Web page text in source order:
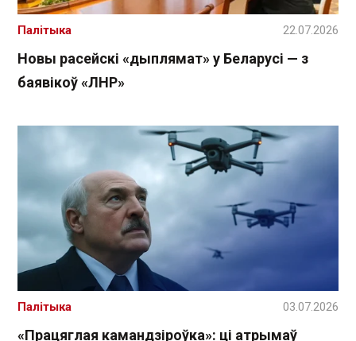
Новы расейскі «дыплямат» у Беларусі — з
баявікоў «ЛНР»
Палітыка 22.07.2026
«Працяглая камандзіроўка»: ці атрымаў
Палітыка 03.07.2026